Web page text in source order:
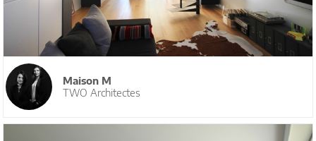
Maison M
TWO Architectes